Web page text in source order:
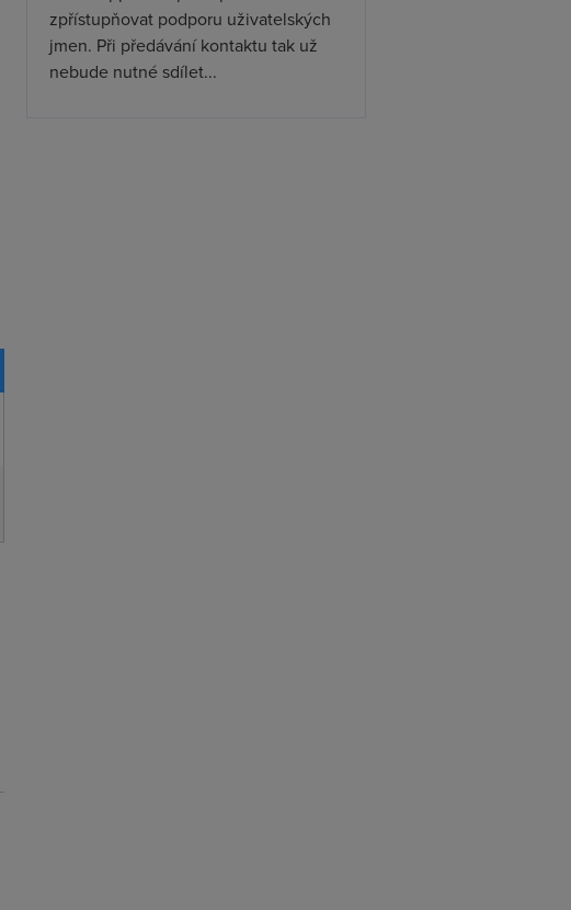
zpřístupňovat podporu uživatelských
jmen. Při předávání kontaktu tak už
nebude nutné sdílet...